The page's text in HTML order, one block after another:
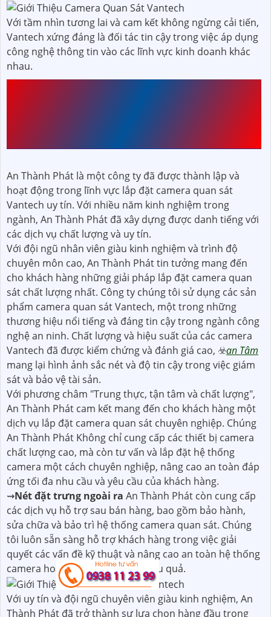
Với tầm nhìn tương lai và cam kết không ngừng cải tiến,
Vantech xứng đáng là đối tác tin cậy trong việc áp dụng
công nghệ thông tin vào các lĩnh vực kinh doanh khác
nhau.
An Thành Phát là một công ty đã được thành lập và
hoạt động trong lĩnh vực lắp đặt camera quan sát
Vantech uy tín. Với nhiều năm kinh nghiệm trong
ngành, An Thành Phát đã xây dựng được danh tiếng với
các dịch vụ chất lượng và uy tín.
Với đội ngũ nhân viên giàu kinh nghiệm và trình độ
chuyên môn cao, An Thành Phát tin tưởng mang đến
cho khách hàng những giải pháp lắp đặt camera quan
sát chất lượng nhất. Công ty chúng tôi sử dụng các sản
phẩm camera quan sát Vantech, một trong những
thương hiệu nổi tiếng và đáng tin cậy trong ngành công
nghệ an ninh. Chất lượng và hiệu suất của các camera
Vantech đã được kiểm chứng và đánh giá cao, ☣️an Tâm
mang lại hình ảnh sắc nét và độ tin cậy trong việc giám
sát và bảo vệ tài sản.
Với phương châm "Trung thực, tận tâm và chất lượng",
An Thành Phát cam kết mang đến cho khách hàng một
dịch vụ lắp đặt camera quan sát chuyên nghiệp. Chúng
An Thành Phát Không chỉ cung cấp các thiết bị camera
chất lượng cao, mà còn tư vấn và lắp đặt hệ thống
camera một cách chuyên nghiệp, nâng cao an toàn đáp
ứng tối đa nhu cầu và yêu cầu của khách hàng.
⇝Nét đặt trưng ngoài ra An Thành Phát còn cung cấp
các dịch vụ hỗ trợ sau bán hàng, bao gồm bảo hành,
sửa chữa và bảo trì hệ thống camera quan sát. Chúng
tôi luôn sẵn sàng hỗ trợ khách hàng trong việc giải
quyết các vấn đề kỹ thuật và nâng cao an toàn hệ thống
camera hoạt động ổn định và hiệu quả.
Với uy tín và đội ngũ chuyên viên giàu kinh nghiệm, An
Thành Phát đã trở thành sự lựa chọn hàng đầu trong